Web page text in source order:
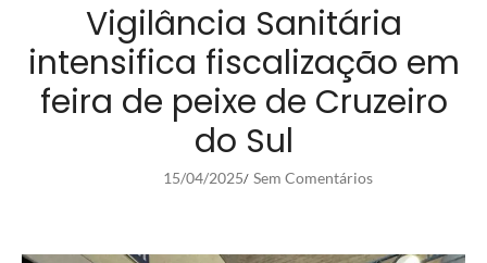
Vigilância Sanitária
intensifica fiscalização em
feira de peixe de Cruzeiro
do Sul
15/04/2025/ Sem Comentários